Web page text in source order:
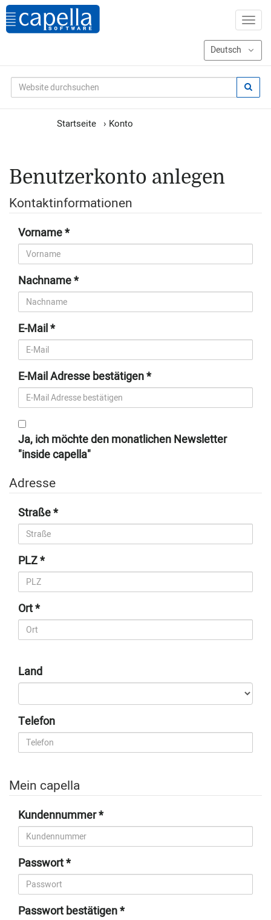
Startseite › Konto
Benutzerkonto anlegen
Kontaktinformationen
Vorname
Nachname
E-Mail
E-Mail Adresse bestätigen
Ja, ich möchte den monatlichen Newsletter
"inside capella"
Adresse
Straße
PLZ
Ort
Land
Telefon
Mein capella
Kundennummer
Passwort
Passwort bestätigen